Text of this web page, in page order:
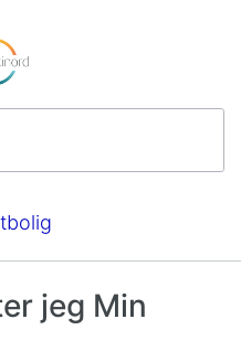
jeg Min